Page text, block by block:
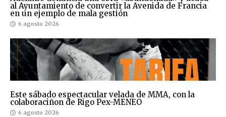
al Ayuntamiento de convertir la Avenida de Francia
en un ejemplo de mala gestión
6 agosto 2026
Este sábado espectacular velada de MMA, con la
colaboraciñon de Rigo Pex-MENEO
6 agosto 2026